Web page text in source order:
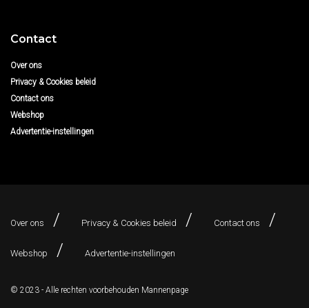
Contact
Over ons
Privacy & Cookies beleid
Contact ons
Webshop
Advertentie-instellingen
Over ons Privacy & Cookies beleid Contact ons
Webshop Advertentie-instellingen
© 2023 - Alle rechten voorbehouden Mannenpage